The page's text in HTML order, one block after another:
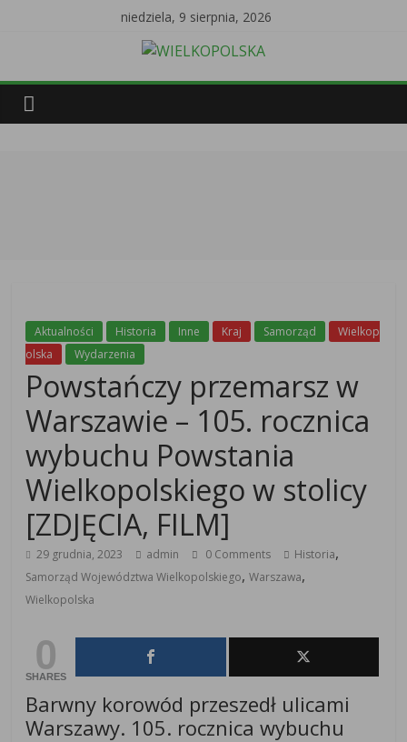
niedziela, 9 sierpnia, 2026
Aktualności Historia Inne Kraj Samorząd
Wielkop
olska
Wydarzenia
Powstańczy przemarsz w
Warszawie – 105. rocznica
wybuchu Powstania
Wielkopolskiego w stolicy
[ZDJĘCIA, FILM]
29 grudnia, 2023 admin 0 Comments Historia,
Samorząd Województwa Wielkopolskiego,Warszawa,
Wielkopolska
0
SHARES
Barwny korowód przeszedł ulicami
Warszawy. 105. rocznica wybuchu